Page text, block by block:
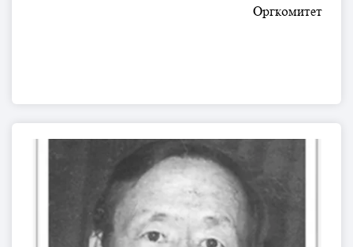
Оргкомитет